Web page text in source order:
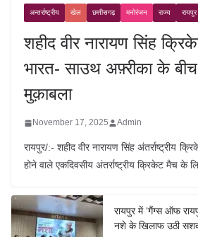
अन्तर्राष्ट्रीय खेल छत्तीसगढ़ मनोरंजन राज्य रायपुर
शहीद वीर नारायण सिंह
भारत- साउथ अफ़्रीका के बीच
मुक़ाबला
November 17, 2025 Admin
रायपुर/:- शहीद वीर नारायण सिंह अंतर्राष्ट्रीय
होने वाले एकदिवसीय अंतर्राष्ट्रीय क्रिकेट मैच के
रायपुर में ‘गैंग्स ऑफ
नशे के खिलाफ उठी